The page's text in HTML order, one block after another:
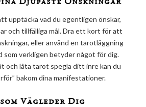
Djupaste Önskningar
upptäcka vad du egentligen önskar,
och tillfälliga mål. Dra ett kort för att
eller använd en tarotläggning
som verkligen betyder något för dig.
och låta tarot spegla ditt inre kan du
bakom dina manifestationer.
Vägleder Dig